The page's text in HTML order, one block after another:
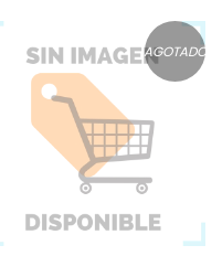
MT y XDR. MOD:
049-R
AGOTADO